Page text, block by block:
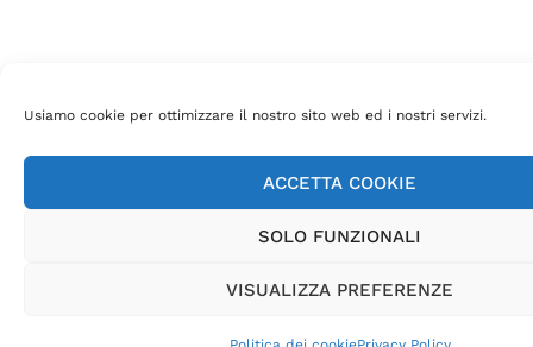
Usiamo cookie per ottimizzare il nostro sito web ed i nostri servizi.
ACCETTA COOKIE
SOLO FUNZIONALI
VISUALIZZA PREFERENZE